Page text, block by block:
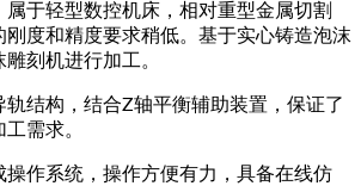
于轻型数控机床，相对重型金属切割
刚度和精度要求稍低。基于实心铸造泡沫
刻机进行加工。
结构，结合Z轴平衡辅助装置，保证了
需求。
操作系统，操作方便有力，具备在线仿